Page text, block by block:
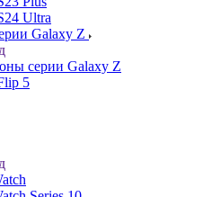
Ultra
Galaxy Z
серии Galaxy Z
5